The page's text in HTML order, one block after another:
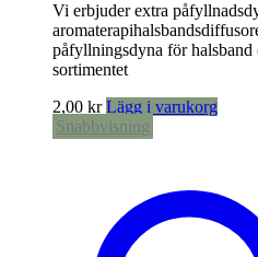
Vi erbjuder extra
påfyllningsdyna för halsband
sortimentet
2,00 kr Lägg i varukorg
Snabbvisning